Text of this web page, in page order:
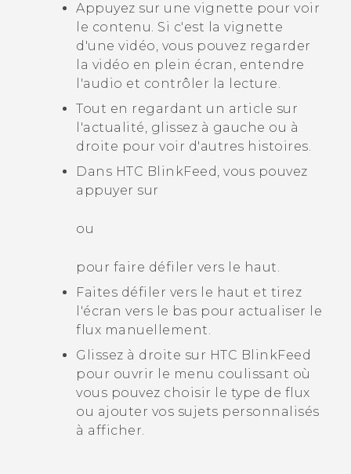
Appuyez sur une vignette pour voir
le contenu. Si c'est la vignette
d'une vidéo, vous pouvez regarder
la vidéo en plein écran, entendre
l'audio et contrôler la lecture.
Tout en regardant un article sur
l'actualité, glissez à gauche ou à
droite pour voir d'autres histoires.
Dans HTC BlinkFeed, vous pouvez
appuyer sur
ou
pour faire défiler vers le haut.
Faites défiler vers le haut et tirez
l'écran vers le bas pour actualiser le
flux manuellement.
Glissez à droite sur HTC BlinkFeed
pour ouvrir le menu coulissant où
vous pouvez choisir le type de flux
ou ajouter vos sujets personnalisés
à afficher.